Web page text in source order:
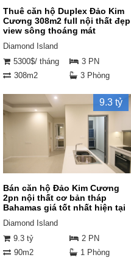
Thuê căn hộ Duplex Đảo Kim
Cương 308m2 full nội thất đẹp
view sông thoáng mát
Diamond Island
5300$/ tháng
3 PN
308m2
3 Phòng
9.3 tỷ
Bán căn hộ Đảo Kim Cương
2pn nội thất cơ bản tháp
Bahamas giá tốt nhất hiện tại
Diamond Island
9.3 tỷ
2 PN
90m2
1 Phòng